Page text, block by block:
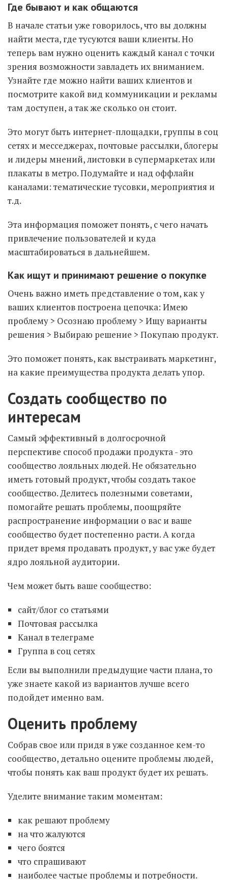
Где бывают и как общаются
В начале статьи уже говорилось, что вы должны
найти места, где тусуются ваши клиенты. Но
теперь вам нужно оценить каждый канал с точки
зрения возможности завладеть их вниманием.
Узнайте где можно найти ваших клиентов и
посмотрите какой вид коммуникации и рекламы
там доступен, а так же сколько он стоит.
Это могут быть интернет-площадки, группы в соц
сетях и месседжерах, почтовые рассылки, блогеры
и лидеры мнений, листовки в супермаркетах или
плакаты в метро. Подумайте и над оффлайн
каналами: тематические тусовки, мероприятия и
т.д.
Эта информация поможет понять, с чего начать
привлечение пользователей и куда
масштабироваться в дальнейшем.
Как ищут и принимают решение о покупке
Очень важно иметь представление о том, как у
ваших клиентов построена цепочка: Имею
проблему > Осознаю проблему > Ищу варианты
решения > Выбираю решение > Покупаю продукт.
Это поможет понять, как выстраивать маркетинг,
на какие преимущества продукта делать упор.
Создать сообщество по
интересам
Самый эффективный в долгосрочной
перспективе способ продажи продукта - это
сообщество лояльных людей. Не обязательно
иметь готовый продукт, чтобы создать такое
сообщество. Делитесь полезными советами,
помогайте решать проблемы, поощряйте
распространение информации о вас и ваше
сообщество будет постепенно расти. А когда
придет время продавать продукт, у вас уже будет
ядро лояльной аудитории.
Чем может быть ваше сообщество:
сайт/блог со статьями
Почтовая рассылка
Канал в телеграме
Группа в соц сетях
Если вы выполнили предыдущие части плана, то
уже знаете какой из вариантов лучше всего
подойдет именно вам.
Оценить проблему
Собрав свое или придя в уже созданное кем-то
сообщество, детально оцените проблемы людей,
чтобы понять как ваш продукт будет их решать.
Уделите внимание таким моментам:
как решают проблему
на что жалуются
чего боятся
что спрашивают
наиболее частые проблемы и потребности.